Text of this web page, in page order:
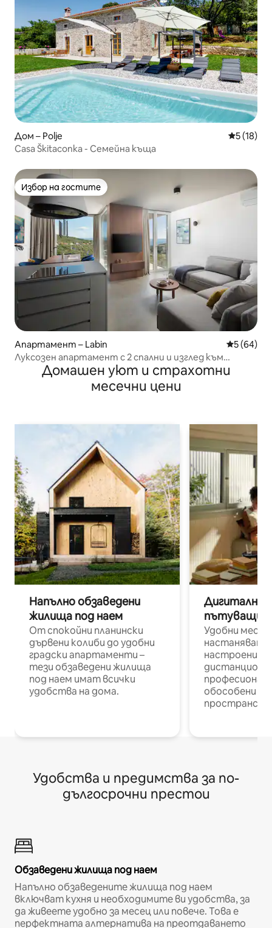
Дом – Polje Средна
5 (18)
Casa Škitaconka - Семейна къща
Избор на гостите
Избор на гостите
Апартамент – Labin Средна
5 (64)
Луксозен апартамент с 2 спални и изглед към
моретоДомашен уют и страхотни
месечни цени
Напълно обзаведени
жилища под наем
От спокойни планински
дървени колиби до удобни
градски апартаменти –
тези обзаведени жилища
под наем имат всички
удобства на дома.
Дигитални
пътуващи
Удобни
настаняване
настроени и
обособени
Удобства и предимства за по-
дългосрочни престои
Обзаведени жилища под наем
Напълно обзаведените жилища под наем
включват кухня и необходимите ви удобства, за
да живеете удобно за месец или повече. Това е
перфектната алтернатива на преотдаването